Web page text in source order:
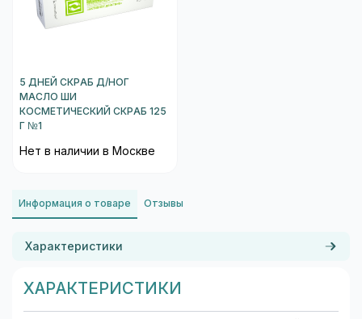
5 ДНЕЙ СКРАБ Д/НОГ
МАСЛО ШИ
КОСМЕТИЧЕСКИЙ СКРАБ 125
Г №1
Нет в наличии в Москве
Информация о товаре Отзывы
Характеристики
ХАРАКТЕРИСТИКИ